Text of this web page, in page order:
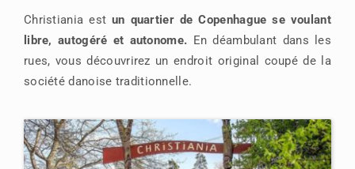
Christiania estun quartier de Copenhague se voulant
libre, autogéré et autonome. En déambulant dans les
rues, vous découvrirez un endroit original coupé de la
société danoise traditionnelle.